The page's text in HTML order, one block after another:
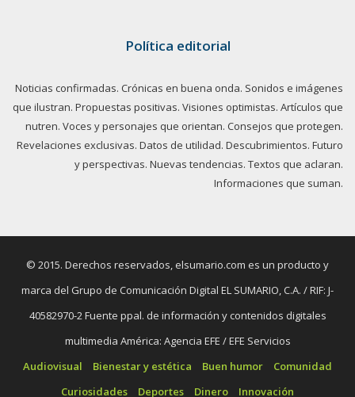
Política editorial
Noticias confirmadas. Crónicas en buena onda. Sonidos e imágenes
que ilustran. Propuestas positivas. Visiones optimistas. Artículos que
nutren. Voces y personajes que orientan. Consejos que protegen.
Revelaciones exclusivas. Datos de utilidad. Descubrimientos. Futuro
y perspectivas. Nuevas tendencias. Textos que aclaran.
Informaciones que suman.
© 2015. Derechos reservados, elsumario.com es un producto y
marca del Grupo de Comunicación Digital EL SUMARIO, C.A. / RIF: J-
40582970-2 Fuente ppal. de información y contenidos digitales
multimedia América: Agencia EFE / EFE Servicios
Audiovisual
Bienestar y estética Buen humor
Comunidad
Curiosidades
Deportes Dinero Innovación